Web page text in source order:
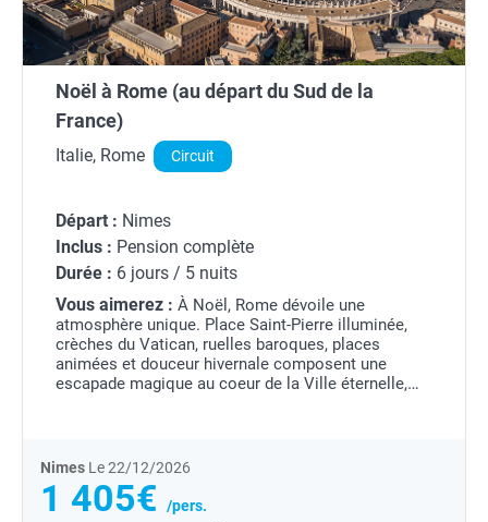
Noël à Rome (au départ du Sud de la
France)
Italie, Rome Circuit
Départ : Nimes
Inclus : Pension complète
Durée : 6 jours / 5 nuits
Vous aimerez : À Noël, Rome dévoile une
atmosphère unique. Place Saint-Pierre illuminée,
crèches du Vatican, ruelles baroques, places
animées et douceur hivernale composent une
escapade magique au coeur de la Ville éternelle,
Nimes Le 22/12/2026
1 405€ /pers.